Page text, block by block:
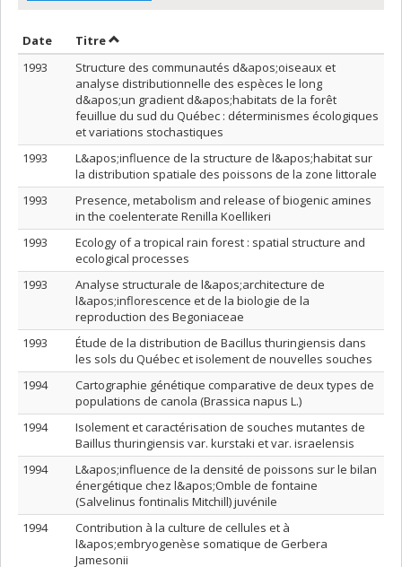
Date Trier par date en ordre décroissant
TitreTrier par titre en ordre décroissant
1993
Structure des communautés d&apos;oiseaux et
analyse distributionnelle des espèces le long
d&apos;un gradient d&apos;habitats de la forêt
feuillue du sud du Québec : déterminismes écologiques
et variations stochastiques
1993
L&apos;influence de la structure de l&apos;habitat sur
la distribution spatiale des poissons de la zone littorale
1993
Presence, metabolism and release of biogenic amines
in the coelenterate Renilla Koellikeri
1993
Ecology of a tropical rain forest : spatial structure and
ecological processes
1993
Analyse structurale de l&apos;architecture de
l&apos;inflorescence et de la biologie de la
reproduction des Begoniaceae
1993
Étude de la distribution de Bacillus thuringiensis dans
les sols du Québec et isolement de nouvelles souches
1994
Cartographie génétique comparative de deux types de
populations de canola (Brassica napus L.)
1994
Isolement et caractérisation de souches mutantes de
Baillus thuringiensis var. kurstaki et var. israelensis
1994
L&apos;influence de la densité de poissons sur le bilan
énergétique chez l&apos;Omble de fontaine
(Salvelinus fontinalis Mitchill) juvénile
1994
Contribution à la culture de cellules et à
l&apos;embryogenèse somatique de Gerbera
Jamesonii